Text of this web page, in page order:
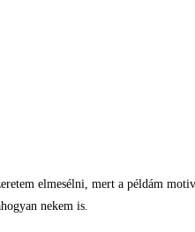
elmesélni, mert a példám
nekem is.